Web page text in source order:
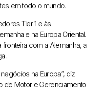
em todo o mundo.
Tier 1 e às
e na Europa Oriental.
com a Alemanha, a
na Europa”, diz
de Motor e Gerenciamento